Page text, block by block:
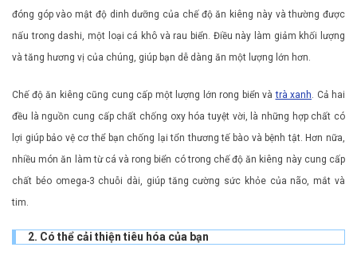
đóng góp vào mật độ dinh dưỡng của chế độ ăn kiêng này và thường được
nấu trong dashi, một loại cá khô và rau biển. Điều này làm giảm khối lượng
và tăng hương vị của chúng, giúp bạn dễ dàng ăn một lượng lớn hơn.
Chế độ ăn kiêng cũng cung cấp một lượng lớn rong biển vàtrà xanh. Cả hai
đều là nguồn cung cấp chất chống oxy hóa tuyệt vời, là những hợp chất có
lợi giúp bảo vệ cơ thể bạn chống lại tổn thương tế bào và bệnh tật. Hơn nữa,
nhiều món ăn làm từ cá và rong biển có trong chế độ ăn kiêng này cung cấp
chất béo omega-3 chuỗi dài, giúp tăng cường sức khỏe của não, mắt và
tim.
2. Có thể cải thiện tiêu hóa của bạn